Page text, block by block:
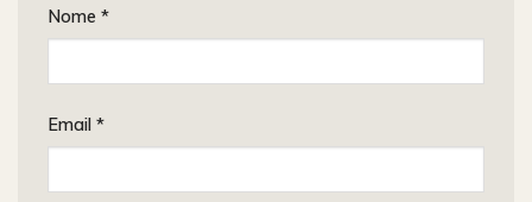
Nome *
Email *